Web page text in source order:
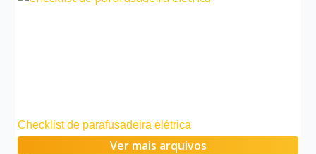
Checklist de parafusadeira elétrica
Ver mais arquivos